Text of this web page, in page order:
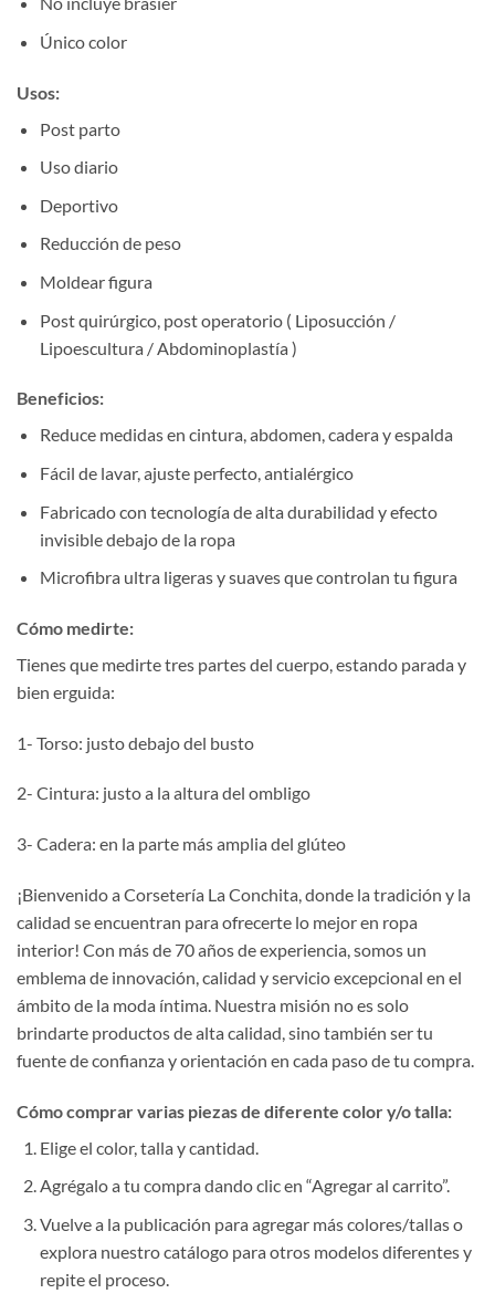
Único color
Usos:
Post parto
Uso diario
Deportivo
Reducción de peso
Moldear figura
Post quirúrgico, post operatorio ( Liposucción /
Lipoescultura / Abdominoplastía )
Beneficios:
Reduce medidas en cintura, abdomen, cadera y espalda
Fácil de lavar, ajuste perfecto, antialérgico
Fabricado con tecnología de alta durabilidad y efecto
invisible debajo de la ropa
Microfibra ultra ligeras y suaves que controlan tu figura
Cómo medirte:
Tienes que medirte tres partes del cuerpo, estando parada y
bien erguida:
1- Torso: justo debajo del busto
2- Cintura: justo a la altura del ombligo
3- Cadera: en la parte más amplia del glúteo
¡Bienvenido a Corsetería La Conchita, donde la tradición y la
calidad se encuentran para ofrecerte lo mejor en ropa
interior! Con más de 70 años de experiencia, somos un
emblema de innovación, calidad y servicio excepcional en el
ámbito de la moda íntima. Nuestra misión no es solo
brindarte productos de alta calidad, sino también ser tu
fuente de confianza y orientación en cada paso de tu compra.
Cómo comprar varias piezas de diferente color y/o talla:
Elige el color, talla y cantidad.
Agrégalo a tu compra dando clic en “Agregar al carrito”.
Vuelve a la publicación para agregar más colores/tallas o
explora nuestro catálogo para otros modelos diferentes y
repite el proceso.